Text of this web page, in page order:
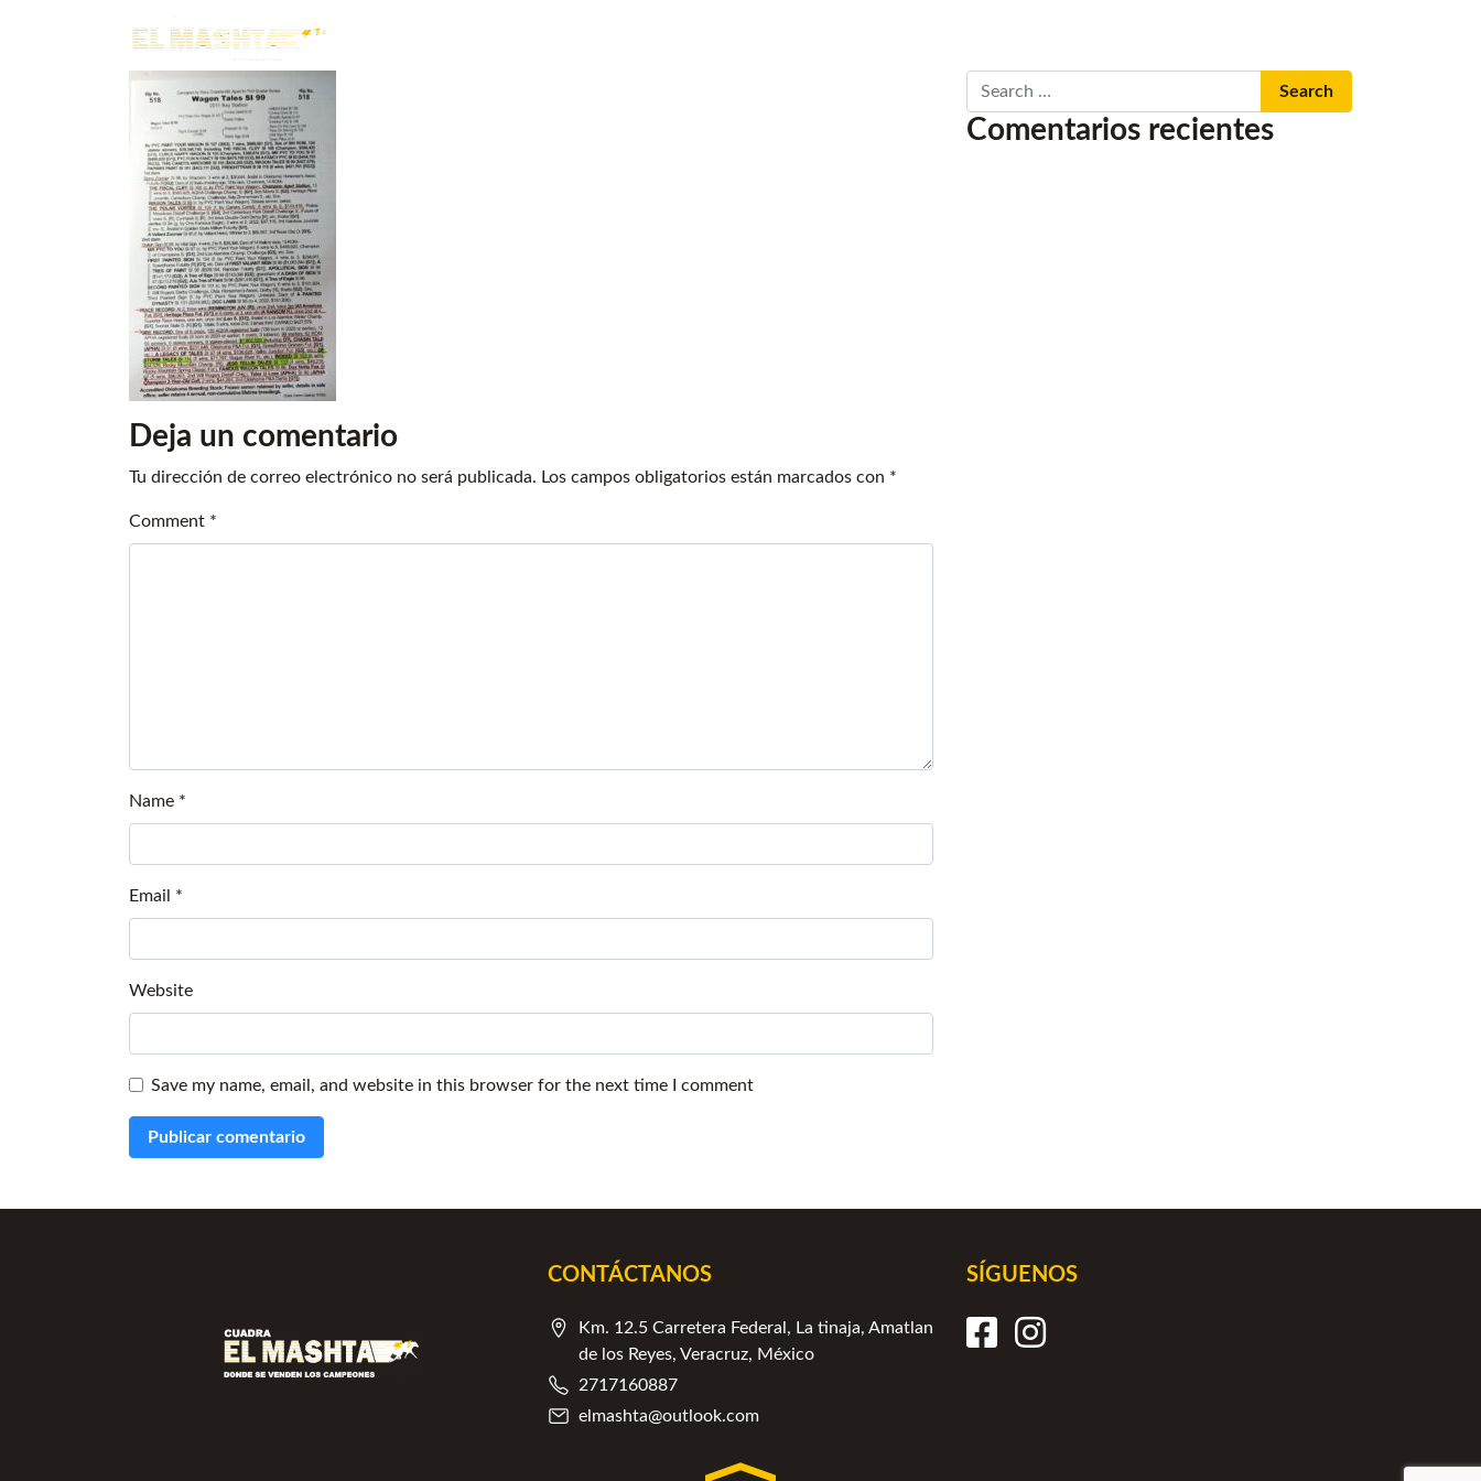
Main Navigation
Deja un comentario
Tu dirección de correo electrónico no será publicada. Los campos obligatorios están marcados con *
Comment *
Name *
Email *
Website
Save my name, email, and website in this browser for the next time I comment
Search
Comentarios recientes
CONTÁCTANOS
Km. 12.5 Carretera Federal, La tinaja, Amatlan
de los Reyes, Veracruz, México
2717160887
elmashta@outlook.com
SÍGUENOS